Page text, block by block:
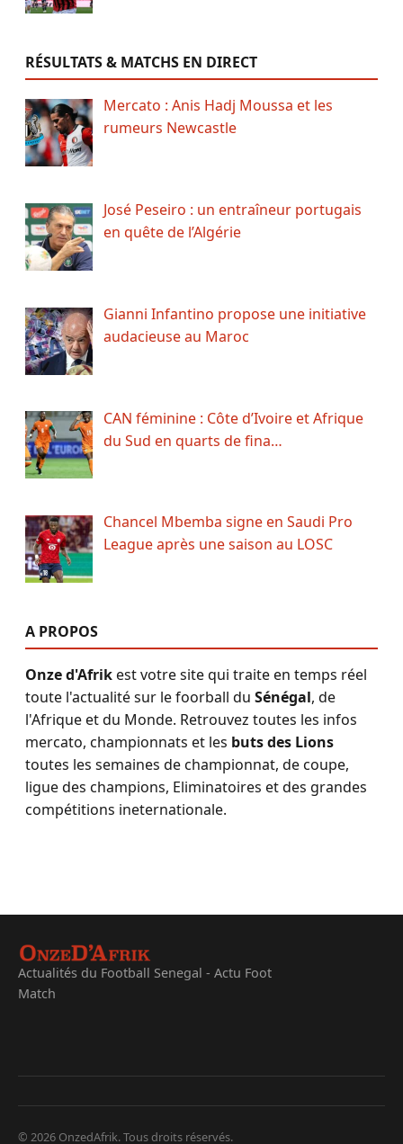
RÉSULTATS & MATCHS EN DIRECT
Mercato : Anis Hadj Moussa et les
rumeurs Newcastle
José Peseiro : un entraîneur portugais
en quête de l’Algérie
Gianni Infantino propose une initiative
audacieuse au Maroc
CAN féminine : Côte d’Ivoire et Afrique
du Sud en quarts de fina…
Chancel Mbemba signe en Saudi Pro
League après une saison au LOSC
A PROPOS
Onze d'Afrikest votre site qui traite en temps réel
toute l'actualité sur le foorball du Sénégal, de
l'Afrique et du Monde. Retrouvez toutes les infos
mercato, championnats et les buts des Lions
toutes les semaines de championnat, de coupe,
ligue des champions, Eliminatoires et des grandes
compétitions ineternationale.
Actualités du Football Senegal - Actu Foot
Match
© 2026 OnzedAfrik. Tous droits réservés.